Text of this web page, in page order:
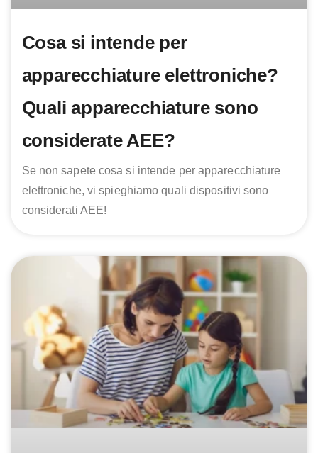
Cosa si intende per
apparecchiature elettroniche?
Quali apparecchiature sono
considerate AEE?
Se non sapete cosa si intende per apparecchiature
elettroniche, vi spieghiamo quali dispositivi sono
considerati AEE!